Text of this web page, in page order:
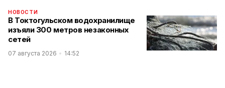
НОВОСТИ
В Токтогульском водохранилище
изъяли 300 метров незаконных
сетей
07 августа 2026 14:52